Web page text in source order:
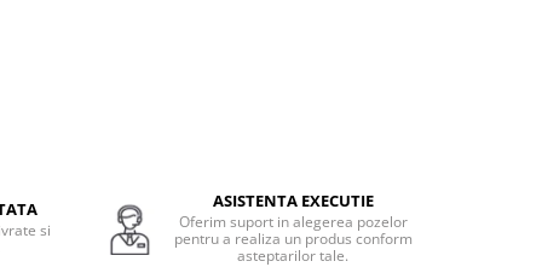
si
ASISTENTA EXECUTIE
Oferim suport in alegerea pozelor
pentru a realiza un produs conform
asteptarilor tale.